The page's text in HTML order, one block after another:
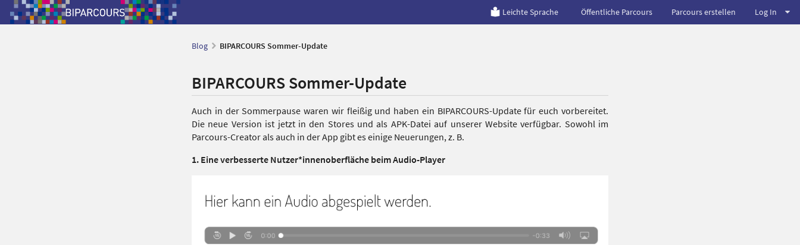
Leichte Sprache Öffentliche Parcours Parcours erstellen Log In
Blog BIPARCOURS Sommer-Update
BIPARCOURS Sommer-Update
Auch in der Sommerpause waren wir fleißig und haben ein BIPARCOURS-Update für euch vorbereitet.
Die neue Version ist jetzt in den Stores und als APK-Datei auf unserer Website verfügbar. Sowohl im
Parcours-Creator als auch in der App gibt es einige Neuerungen, z. B.
1. Eine verbesserte Nutzer*innenoberfläche beim Audio-Player